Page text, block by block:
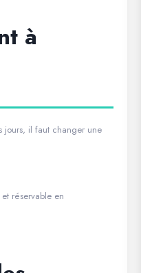
à
jours, il faut changer une
réservable en